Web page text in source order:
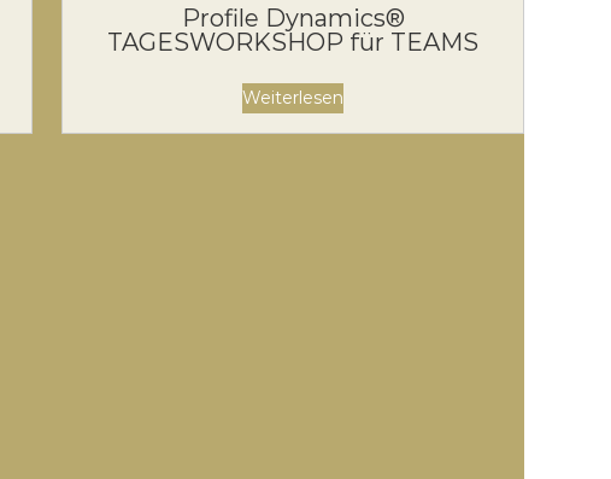
Profile Dynamics®
TAGESWORKSHOP für TEAMS
Weiterlesen